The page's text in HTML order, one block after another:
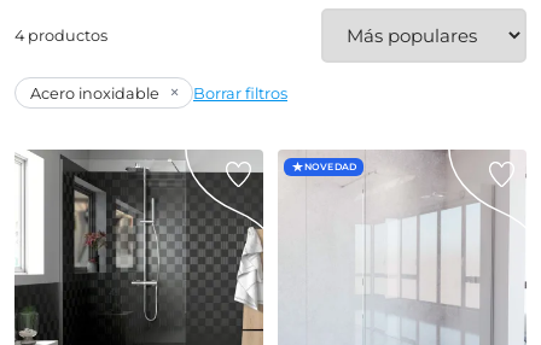
4 productos
Acero inoxidable × Borrar filtros
NOVEDAD